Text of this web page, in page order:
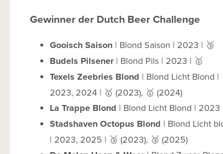
Gewinner der Dutch Beer Challenge
Gooisch Saison | Blond Saison | 2023 | 🥉
Budels Pilsener| Blond Pils | 2023 | 🥇
Texels Zeebries Blond | Blond Licht Blond |
2023, 2024 | 🥇 (2023), 🥇 (2024)
La Trappe Blond | Blond Licht Blond | 2023
Stadshaven Octopus Blond | Blond Licht
| 2023, 2025 | 🥉 (2023), 🥉 (2025)